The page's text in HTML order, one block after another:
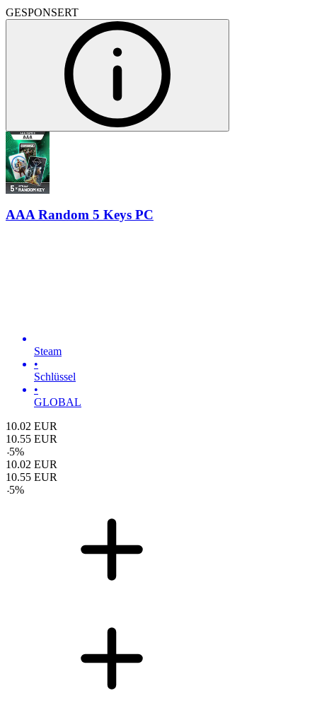
GESPONSERT
AAA Random 5 Keys PC
Steam
•
Schlüssel
•
GLOBAL
10.02 EUR
10.55 EUR
-5%
10.02 EUR
10.55 EUR
-5%